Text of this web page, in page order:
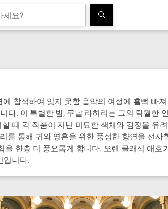
참석하여 잊지 못할 음악의 여정에 흠뻑 빠
다. 이 특별한 밤, 쿠날 라히리는 그의 탁월한
때 각 작품이 지닌 미묘한 색채와 감정을 유
를 통해 귀와 영혼을 위한 풍성한 향연을 선
한층 더 풍요롭게 합니다. 오랜 클래식 애
입니다.